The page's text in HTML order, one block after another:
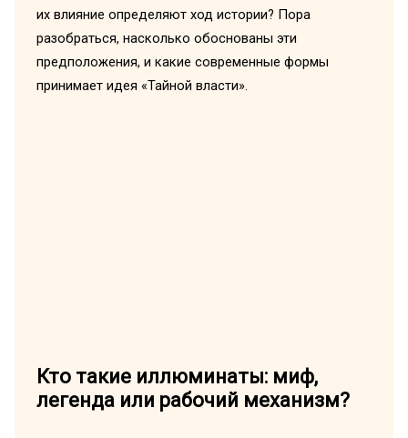
их влияние определяют ход истории? Пора
разобраться, насколько обоснованы эти
предположения, и какие современные формы
принимает идея «Тайной власти».
Кто такие иллюминаты: миф,
легенда или рабочий механизм?